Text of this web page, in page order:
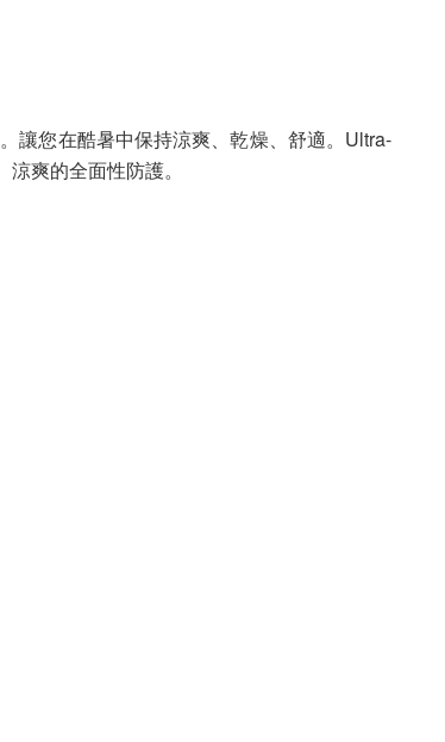
讓您在酷暑中保持涼爽、乾燥、舒適。Ultra-
爽的全面性防護。